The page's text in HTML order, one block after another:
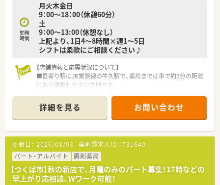
勤務
時間
月火木金日
9：00～18：00（休憩60分）
土
9：00～13:00（休憩なし）
上記より、1日4～8時間×週1～5日
シフトは柔軟にご相談ください♪
【店舗情報と応需状況について】
■最寄り駅はJR常磐線の牛久駅で、薬局までは車で約5分の距離
にあり通勤しやすい立地です。
処方箋を受け付けています。
■1日の処方箋枚数は40枚、在宅対応はありません。
【働き方のイメージ】
■土日はいずれか勤務いただける方を募集しています
■平日と日曜はは最大でも18時までで残業なし、土曜は13時、い
ずれも延長なしであがれます！
■土日入れる方であれば、少ない日数でも大歓迎です♪
詳細を見る お問い合わせ
更新日： 2026/08/03 薬剤師求人ID： 731640
パート・アルバイト
調剤薬局
【つくば市】秋の新店で、月曜のみのパート募集！17時などの
早上がり応相談、Wワーク可能！